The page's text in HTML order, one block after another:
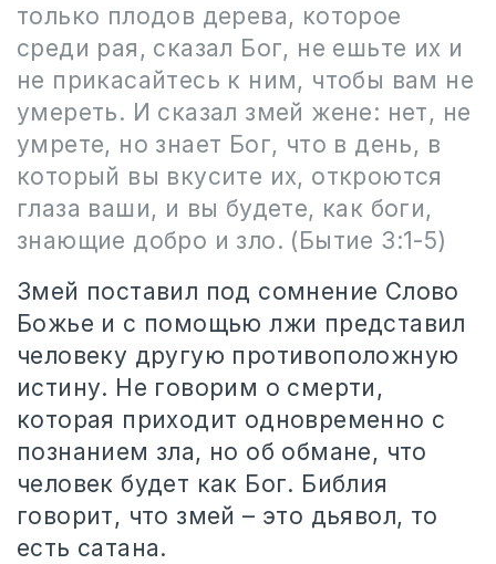
только плодов дерева, которое
среди рая, сказал Бог, не ешьте их и
не прикасайтесь к ним, чтобы вам не
умереть. И сказал змей жене: нет, не
умрете, но знает Бог, что в день, в
который вы вкусите их, откроются
глаза ваши, и вы будете, как боги,
знающие добро и зло. (Бытие 3:1-5)
Змей поставил под сомнение Слово
Божье и с помощью лжи представил
человеку другую противоположную
истину. Не говорим о смерти,
которая приходит одновременно с
познанием зла, но об обмане, что
человек будет как Бог. Библия
говорит, что змей – это дьявол, то
есть сатана.